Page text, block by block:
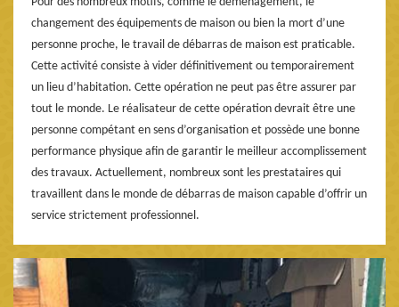
changement des équipements de maison ou bien la mort d’une
personne proche, le travail de débarras de maison est praticable.
Cette activité consiste à vider définitivement ou temporairement
un lieu d’habitation. Cette opération ne peut pas être assurer par
tout le monde. Le réalisateur de cette opération devrait être une
personne compétant en sens d’organisation et possède une bonne
performance physique afin de garantir le meilleur accomplissement
des travaux. Actuellement, nombreux sont les prestataires qui
travaillent dans le monde de débarras de maison capable d’offrir un
service strictement professionnel.